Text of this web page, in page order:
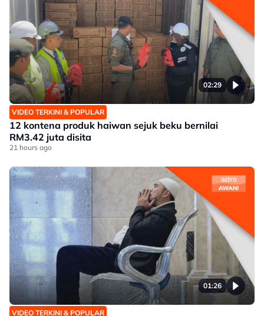
02:29
VIDEO TERKINI & POPULAR
12 kontena produk haiwan sejuk beku bernilai
RM3.42 juta disita
21 hours ago
01:26
VIDEO TERKINI & POPULAR